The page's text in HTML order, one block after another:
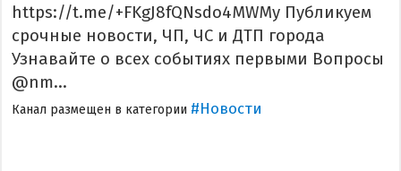
https://t.me/+FKgJ8fQNsdo4MWMy Публикуем
срочные новости, ЧП, ЧС и ДТП города
Узнавайте о всех событиях первыми Вопросы
@nm...
Канал размещен в категории #Новости